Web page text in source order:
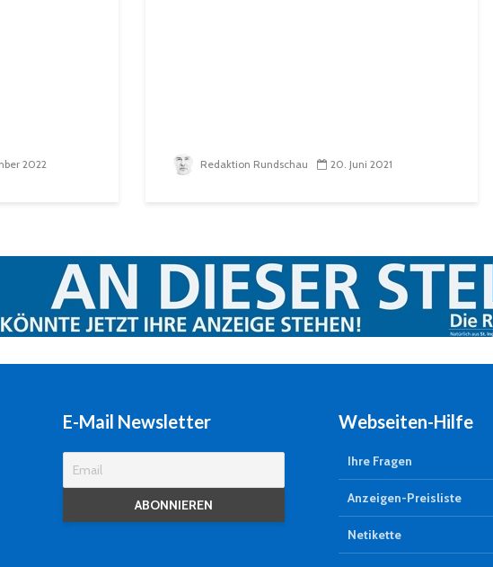
2022 Redaktion Rundschau 20. Juni 2021
E-Mail Newsletter Webseiten-Hilfe
Ihre Fragen
Anzeigen-Preisliste
Netikette